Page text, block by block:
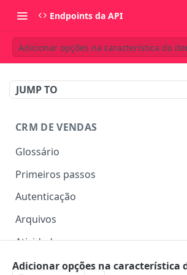
Endpoints da API
Adicionar opções na característica do
JUMP TO
CRM DE VENDAS
Glossário
Primeiros passos
Autenticação
Arquivos
Listar arquivos
Ver detalhes do arquivo
Atividades
Listar atividades
Campos customizados
Adicionar opções na característica